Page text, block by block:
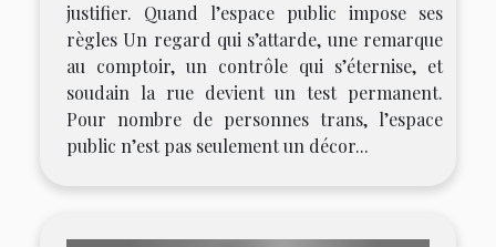
justifier. Quand l’espace public impose ses
règles Un regard qui s’attarde, une remarque
au comptoir, un contrôle qui s’éternise, et
soudain la rue devient un test permanent.
Pour nombre de personnes trans, l’espace
public n’est pas seulement un décor...